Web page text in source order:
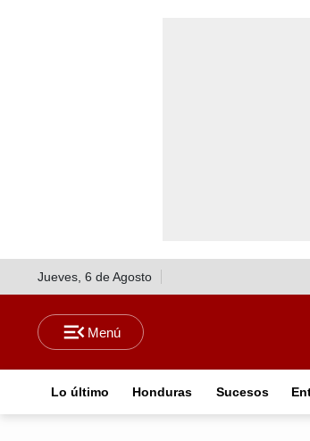
Jueves, 6 de Agosto
Lo último Honduras Sucesos